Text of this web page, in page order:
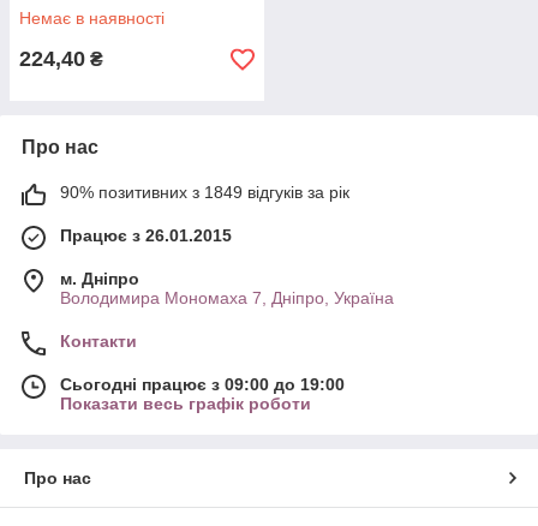
Немає в наявності
224,40 ₴
Про нас
90% позитивних з 1849 відгуків за рік
Працює з 26.01.2015
м. Дніпро
Володимира Мономаха 7, Дніпро, Україна
Контакти
Сьогодні працює з 09:00 до 19:00
Показати весь графік роботи
Про нас